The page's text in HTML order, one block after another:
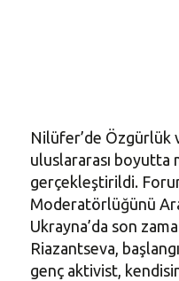
Nilüfer’de Özgürlük
uluslararası boyutta
gerçekleştirildi.
Moderatörlüğünü
Ukrayna’da son
Riazantseva,
genç aktivist,